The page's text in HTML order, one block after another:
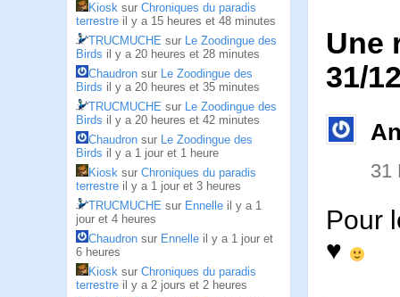
Kiosk sur Chroniques du paradis
terrestre il y a 15 heures et 48 minutes
TRUCMUCHE sur Le Zoodingue des
Birds il y a 20 heures et 28 minutes
Chaudron sur Le Zoodingue des
Birds il y a 20 heures et 35 minutes
TRUCMUCHE sur Le Zoodingue des
Birds il y a 20 heures et 42 minutes
Chaudron sur Le Zoodingue des
Birds il y a 1 jour et 1 heure
Kiosk sur Chroniques du paradis
terrestre il y a 1 jour et 3 heures
TRUCMUCHE sur Ennelle il y a 1
jour et 4 heures
Chaudron sur Ennelle il y a 1 jour et
6 heures
Kiosk sur Chroniques du paradis
terrestre il y a 2 jours et 2 heures
Une
31/
31
Pour
♥